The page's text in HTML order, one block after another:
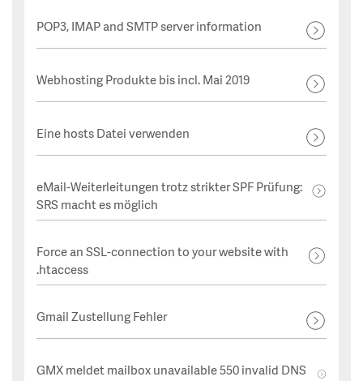
POP3, IMAP and SMTP server information
Webhosting Produkte bis incl. Mai 2019
Eine hosts Datei verwenden
eMail-Weiterleitungen trotz strikter SPF Prüfung:
SRS macht es möglich
Force an SSL-connection to your website with
.htaccess
Gmail Zustellung Fehler
GMX meldet mailbox unavailable 550 invalid DNS